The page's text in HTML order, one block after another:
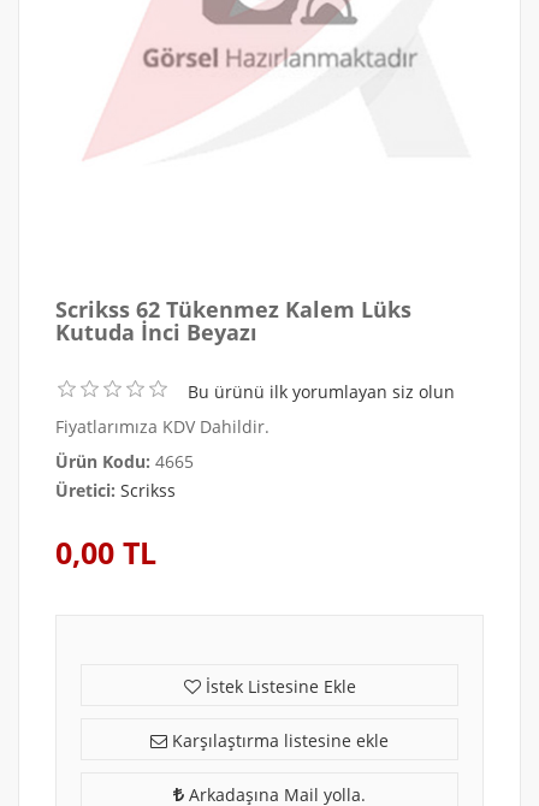
Scrikss 62 Tükenmez Kalem Lüks
Kutuda İnci Beyazı
Bu ürünü ilk yorumlayan siz olun
Fiyatlarımıza KDV Dahildir.
Ürün Kodu: 4665
Üretici: Scrikss
0,00 TL
İstek Listesine Ekle
Karşılaştırma listesine ekle
Arkadaşına Mail yolla.